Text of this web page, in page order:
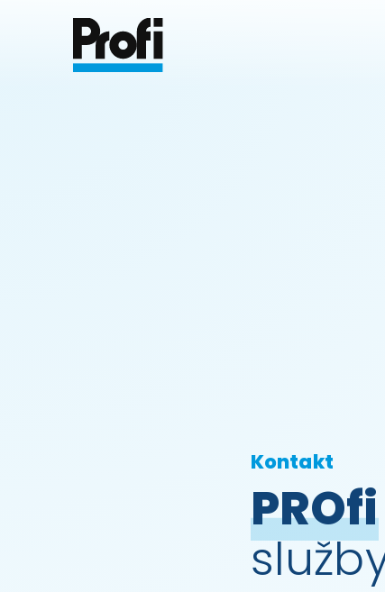
Kontakt
PROfi